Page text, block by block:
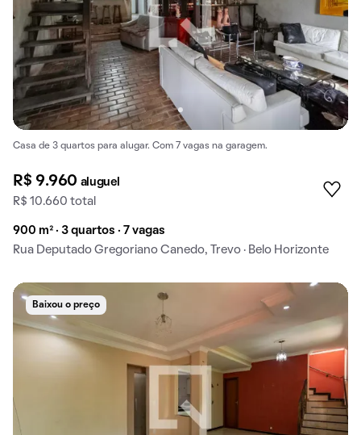
Casa de 3 quartos para alugar. Com 7 vagas na garagem.
R$ 9.960 aluguel
R$ 10.660 total
900 m² · 3 quartos · 7 vagas
Rua Deputado Gregoriano Canedo, Trevo · Belo Horizonte
Baixou o preço